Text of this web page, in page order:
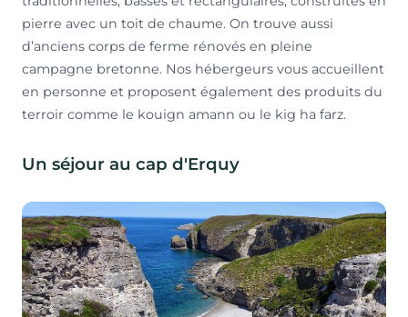
pierre avec un toit de chaume. On trouve aussi
d’anciens corps de ferme rénovés en pleine
campagne bretonne. Nos hébergeurs vous accueillent
en personne et proposent également des produits du
terroir comme le kouign amann ou le kig ha farz.
Un séjour au cap d'Erquy